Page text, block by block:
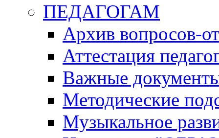
ПЕДАГОГАМ
Архив вопросов-
Аттестация
Важные
Методические
Музыкальное